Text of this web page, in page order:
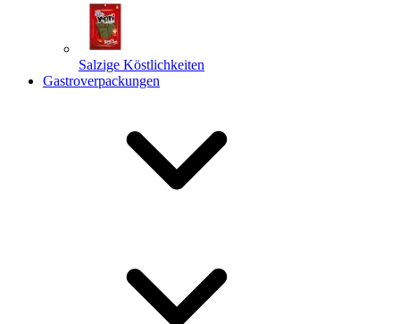
Salzige Köstlichkeiten
Gastroverpackungen